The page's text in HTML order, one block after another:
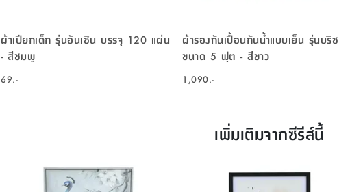
ผ้าเปียกเด็ก รุ่นอันเซิน บรรจุ 120 แผ่น
- สีชมพู
69.-
ผ้ารองกันเปื้อนกันน้ำแบบเย็น รุ่นบริซ
ขนาด 5 ฟุต - สีขาว
1,090.-
เพิ่มเติมจากซีรีส์นี้